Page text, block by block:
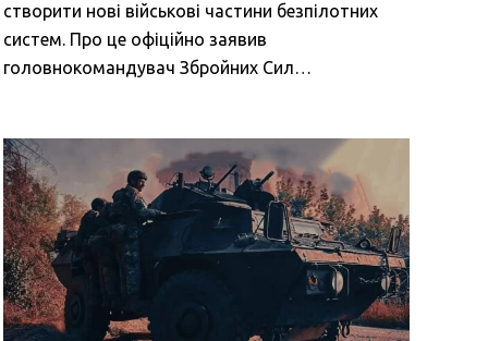
створити нові військові частини безпілотних
систем. Про це офіційно заявив
головнокомандувач Збройних Сил…